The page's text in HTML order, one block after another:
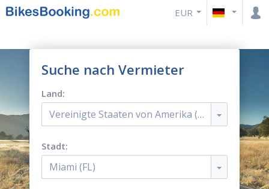
EUR
Suche nach Vermieter
Land:
Vereinigte Staaten von Amerika (USA)
Stadt:
Miami (FL)